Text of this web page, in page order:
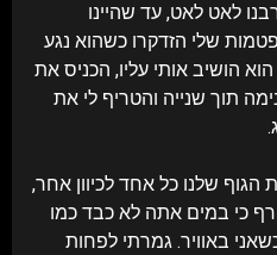
לאט לאט, עד שהיינו
שלי הזדקרו כשהוא נגע
הושיב אותי עליו, הכניס את
תוך שנייה והטריף לי את
הגוף שלנו כל אחד לכיוון אחר,
כי במים אתה לא כבד כמו
באוויר. גמרתי לפחות